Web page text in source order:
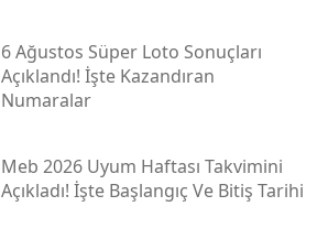
6 Ağustos Süper Loto Sonuçları
Açıklandı! İşte Kazandıran
Numaralar
Meb 2026 Uyum Haftası Takvimini
Açıkladı! İşte Başlangıç Ve Bitiş Tarihi